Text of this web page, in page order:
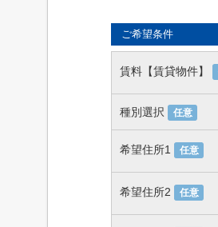
ご希望条件
賃料【賃貸物件】
種別選択 任意
希望住所1 任意
希望住所2 任意